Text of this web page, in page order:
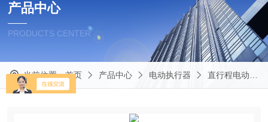
产品中心
PRODUCTS CENTER
当前位置：首页 产品中心 电动执行器 直行程电动执行器